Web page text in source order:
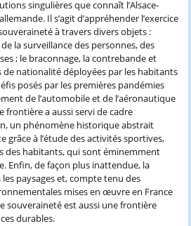
singulières que connaît l’Alsace-
Il s’agit d’appréhender l’exercice
à travers divers objets :
la surveillance des personnes, des
; le braconnage, la contrebande et
de nationalité déployées par les habitants
posés par les premières pandémies
de l’automobile et de l’aéronautique
frontière a aussi servi de cadre
un phénomène historique abstrait
grâce à l’étude des activités sportives,
des habitants, qui sont éminemment
Enfin, de façon plus inattendue, la
paysages et, compte tenu des
mises en œuvre en France
souveraineté est aussi une frontière
durables.